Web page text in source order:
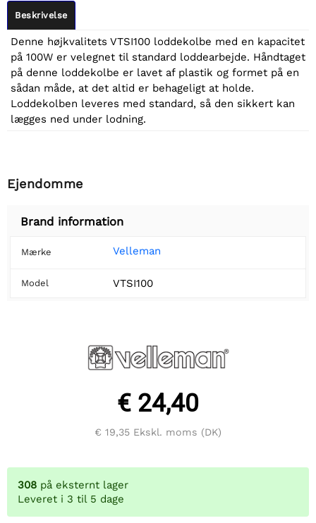
Beskrivelse
Denne højkvalitets VTSI100 loddekolbe med en kapacitet
på 100W er velegnet til standard loddearbejde. Håndtaget
på denne loddekolbe er lavet af plastik og formet på en
sådan måde, at det altid er behageligt at holde.
Loddekolben leveres med standard, så den sikkert kan
lægges ned under lodning.
Ejendomme
Brand information
Mærke Velleman
Model VTSI100
€ 24,40
€ 19,35 Ekskl. moms (DK)
308 på eksternt lager
Leveret i 3 til 5 dage